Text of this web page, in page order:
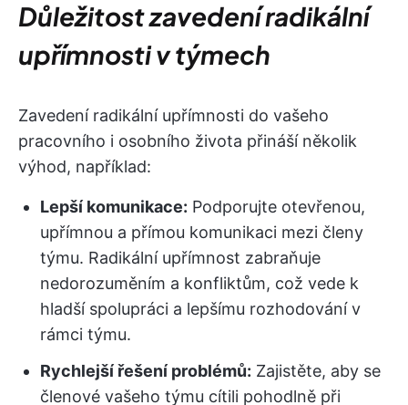
Důležitost zavedení radikální
upřímnosti v týmech
Zavedení radikální upřímnosti do vašeho
pracovního i osobního života přináší několik
výhod, například:
Lepší komunikace: Podporujte otevřenou,
upřímnou a přímou komunikaci mezi členy
týmu. Radikální upřímnost zabraňuje
nedorozuměním a konfliktům, což vede k
hladší spolupráci a lepšímu rozhodování v
rámci týmu.
Rychlejší řešení problémů: Zajistěte, aby se
členové vašeho týmu cítili pohodlně při